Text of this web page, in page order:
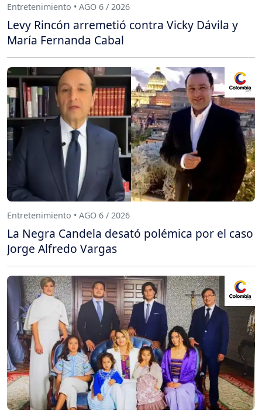
Entretenimiento • AGO 6 / 2026
Levy Rincón arremetió contra Vicky Dávila y
María Fernanda Cabal
Entretenimiento • AGO 6 / 2026
La Negra Candela desató polémica por el caso
Jorge Alfredo Vargas